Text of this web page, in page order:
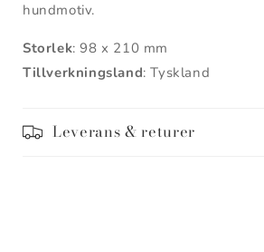
hundmotiv.
Storlek: 98 x 210 mm
Tillverkningsland: Tyskland
Leverans & returer